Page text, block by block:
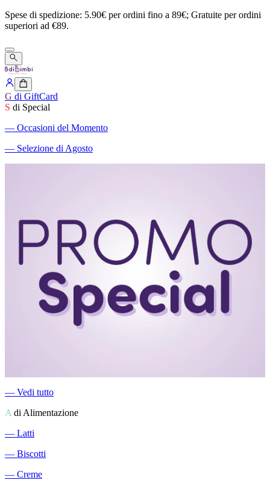
Spese di spedizione: 5.90€ perordini fino a 89€; Gratuite perordini
superiori ad €89.
G di GiftCard
S di Special
― Occasioni del Momento
― Selezione di Agosto
― Vedi tutto
A di Alimentazione
― Latti
― Biscotti
― Creme